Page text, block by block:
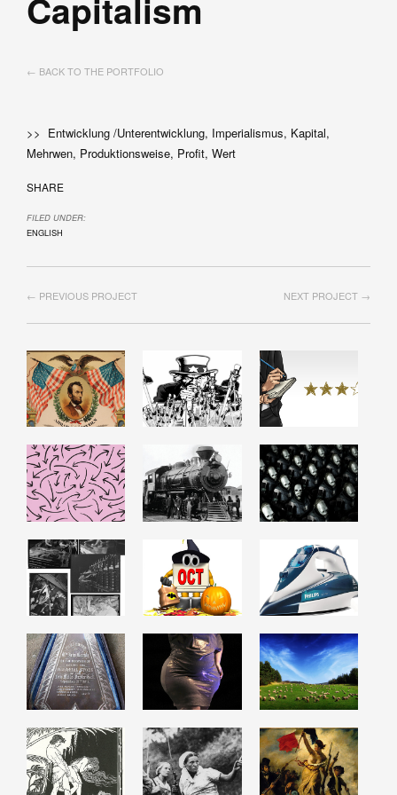
← BACK TO THE PORTFOLIO
>> Entwicklung /Unterentwicklung, Imperialismus, Kapital,
Mehrwen, Produktionsweise, Profit, Wert
SHARE
FILED UNDER:
ENGLISH
NEXT PROJECT →
← PREVIOUS PROJECT